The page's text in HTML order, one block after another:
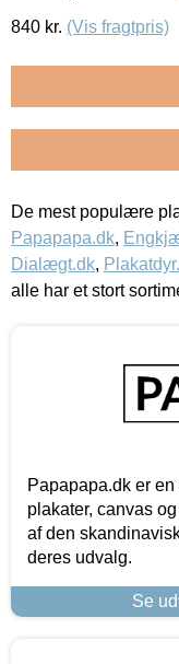
840 kr. (Vis fragtpris)
De mest populære
Papapapa.dk,
Dialægt.dk,
alle har et stort
Papapapa.dk er
plakater, canvas
af den
deres udvalg.
Se